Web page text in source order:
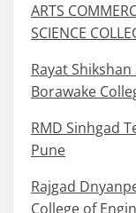
ARTS
SCIENCE
Rayat
Borawake
RMD Sinhgad
Pune
Rajgad
College of